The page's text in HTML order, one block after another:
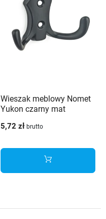
Wieszak meblowy Nomet
Yukon czarny mat
5,72 zł brutto